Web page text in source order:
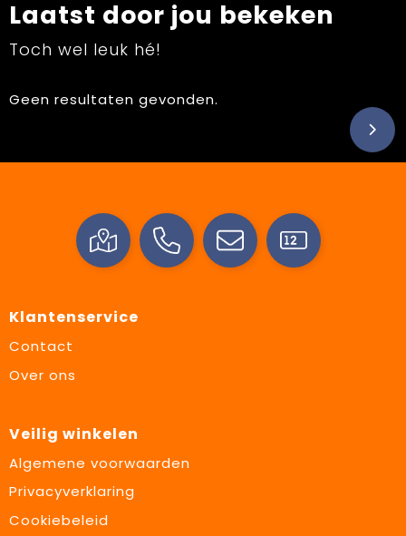
Laatst door jou bekeken
Toch wel leuk hé!
Geen resultaten gevonden.
Klantenservice
Contact
Over ons
Veilig winkelen
Algemene voorwaarden
Privacyverklaring
Cookiebeleid